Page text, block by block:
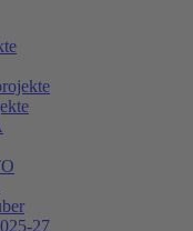
27